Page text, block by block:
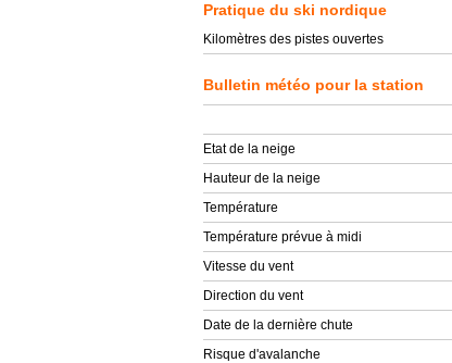
Pratique du ski nordique
Kilomètres des pistes ouvertes
Bulletin météo pour la station
Etat de la neige
Hauteur de la neige
Température
Température prévue à midi
Vitesse du vent
Direction du vent
Date de la dernière chute
Risque d'avalanche